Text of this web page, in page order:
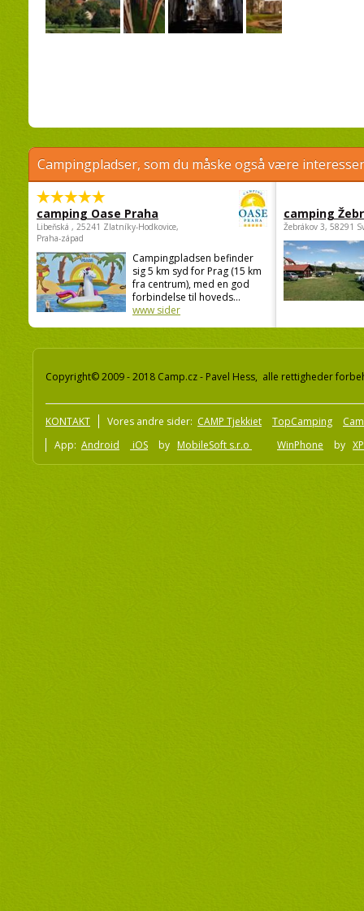
Campingpladser, som du måske også være
camping Oase Praha
Libeňská , 25241 Zlatníky-Hodkovice,
Praha-západ
Campingpladsen befinder
sig 5 km syd for Prag (15 km
fra centrum), med en god
forbindelse til hoveds...
www sider
camping
Žebrákov 3, 58291
Copyright© 2009 - 2018 Camp.cz - Pavel Hess, alle rettigheder
KONTAKT Vores andre sider: CAMP Tjekkiet TopCamping
App: Android iOS by MobileSoft s.r.o WinPhone by